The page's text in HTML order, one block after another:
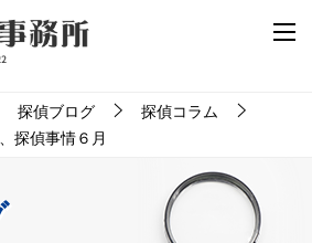
探偵ブログ
探偵コラム
探偵事情６月